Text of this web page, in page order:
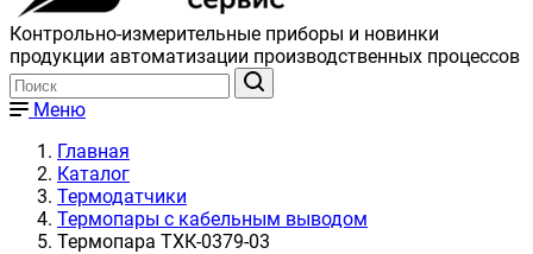
Контрольно-измерительные приборы и новинки
продукции автоматизации производственных процессов
Меню
Главная
Каталог
Термодатчики
Термопары с кабельным выводом
Термопара ТХК-0379-03